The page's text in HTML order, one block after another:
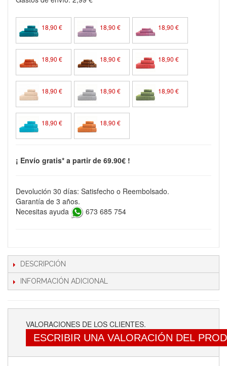
18,90 € 18,90 € 18,90 €
18,90 € 18,90 € 18,90 €
18,90 € 18,90 € 18,90 €
18,90 € 18,90 €
¡ Envío gratis* a partir de 69.90€ !
Devolución 30 días: Satisfecho o Reembolsado.
Garantía de 3 años.
Necesitas ayuda
673 685 754
DESCRIPCIÓN
INFORMACIÓN ADICIONAL
VALORACIONES DE LOS CLIENTES.
ESCRIBIR UNA VALORACIÓN DEL